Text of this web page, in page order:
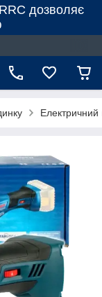
дозволяє
Електричний